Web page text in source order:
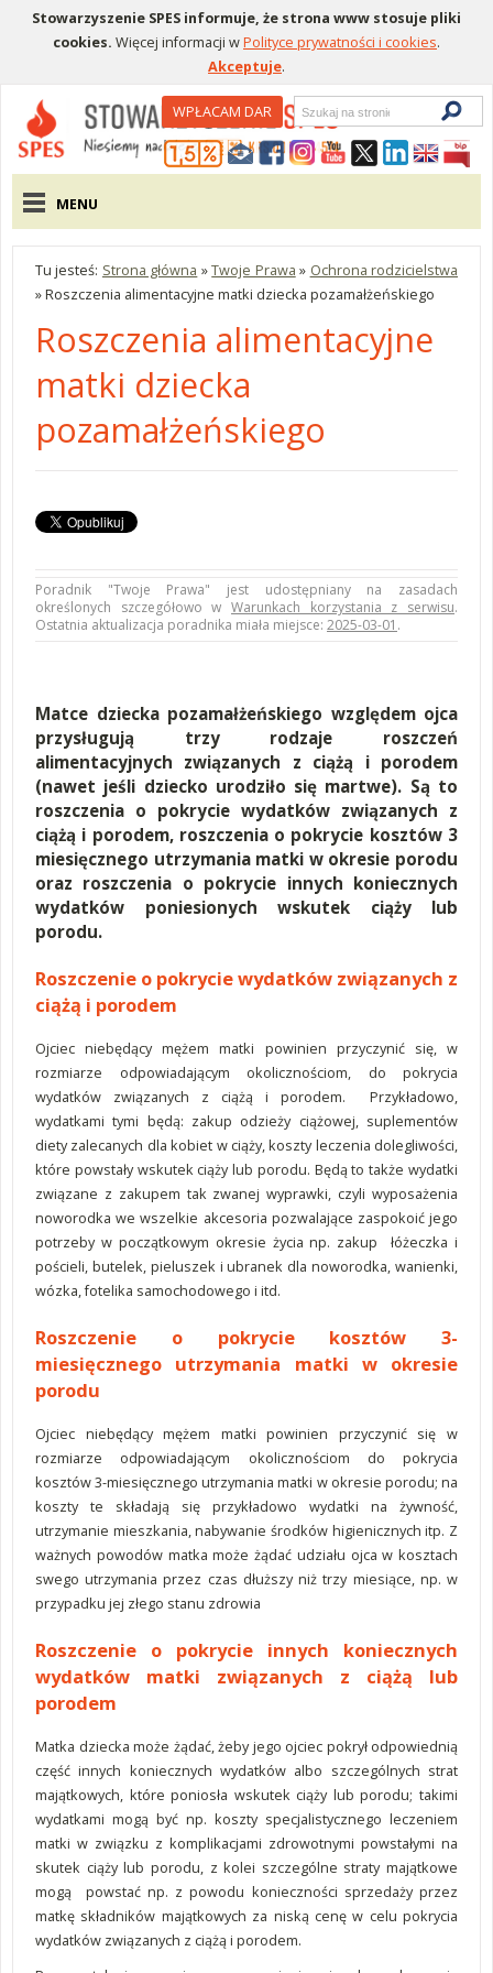
Stowarzyszenie SPES informuje, że strona www stosuje pliki
cookies. Więcej informacji wPolityce prywatności i cookies.
Akceptuje.
Menu pomocniczeWPŁACAM DAR
Wyszukiwarka
Menu główne
MENU
Tu jesteś: Strona główna »Twoje Prawa » Ochrona rodzicielstwa
»Roszczenia alimentacyjne matki dziecka pozamałżeńskiego
Roszczenia alimentacyjne
matki dziecka
pozamałżeńskiego
Matce dziecka pozamałżeńskiego względem ojca
przysługują trzy rodzaje roszczeń
alimentacyjnych związanych z ciążą i porodem
(nawet jeśli dziecko urodziło się martwe). Są to
roszczenia o pokrycie wydatków związanych z
ciążą i porodem, roszczenia o pokrycie kosztów 3
miesięcznego utrzymania matki w okresie porodu
oraz roszczenia o pokrycie innych koniecznych
wydatków poniesionych wskutek ciąży lub
porodu.
Roszczenie o pokrycie wydatków związanych z
ciążą i porodem
Ojciec niebędący mężem matki powinien przyczynić się, w
rozmiarze odpowiadającym okolicznościom, do pokrycia
wydatków związanych z ciążą i porodem. Przykładowo,
wydatkami tymi będą: zakup odzieży ciążowej, suplementów
diety zalecanych dla kobiet w ciąży, koszty leczenia dolegliwości,
które powstały wskutek ciąży lub porodu. Będą to także wydatki
związane z zakupem tak zwanej wyprawki, czyli wyposażenia
noworodka we wszelkie akcesoria pozwalające zaspokoić jego
potrzeby w początkowym okresie życia np. zakup łóżeczka i
pościeli, butelek, pieluszek i ubranek dla noworodka, wanienki,
wózka, fotelika samochodowego i itd.
Roszczenie o pokrycie kosztów 3-
miesięcznego utrzymania matki w okresie
porodu
Ojciec niebędący mężem matki powinien przyczynić się w
rozmiarze odpowiadającym okolicznościom do pokrycia
kosztów 3-miesięcznego utrzymania matki w okresie porodu; na
koszty te składają się przykładowo wydatki na żywność,
utrzymanie mieszkania, nabywanie środków higienicznych itp. Z
ważnych powodów matka może żądać udziału ojca w kosztach
swego utrzymania przez czas dłuższy niż trzy miesiące, np. w
przypadku jej złego stanu zdrowia
Roszczenie o pokrycie innych koniecznych
wydatków matki związanych z ciążą lub
porodem
Matka dziecka może żądać, żeby jego ojciec pokrył odpowiednią
część innych koniecznych wydatków albo szczególnych strat
majątkowych, które poniosła wskutek ciąży lub porodu; takimi
wydatkami mogą być np. koszty specjalistycznego leczeniem
matki w związku z komplikacjami zdrowotnymi powstałymi na
skutek ciąży lub porodu, z kolei szczególne straty majątkowe
mogą powstać np. z powodu konieczności sprzedaży przez
matkę składników majątkowych za niską cenę w celu pokrycia
wydatków związanych z ciążą i porodem.
Poradnik "Twoje Prawa" jest udostępniany na zasadach
określonych szczegółowo w Warunkach korzystania z serwisu.
Ostatnia aktualizacja poradnika miała miejsce: 2025-03-01 .